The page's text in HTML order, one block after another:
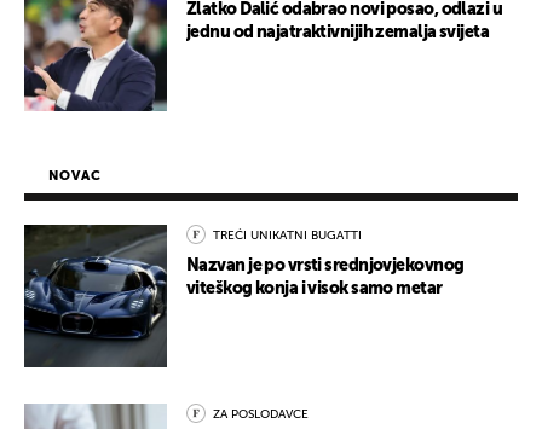
Zlatko Dalić odabrao novi posao, odlazi u
jednu od najatraktivnijih zemalja svijeta
NOVAC
TREĆI UNIKATNI BUGATTI
Nazvan je po vrsti srednjovjekovnog
viteškog konja i visok samo metar
ZA POSLODAVCE